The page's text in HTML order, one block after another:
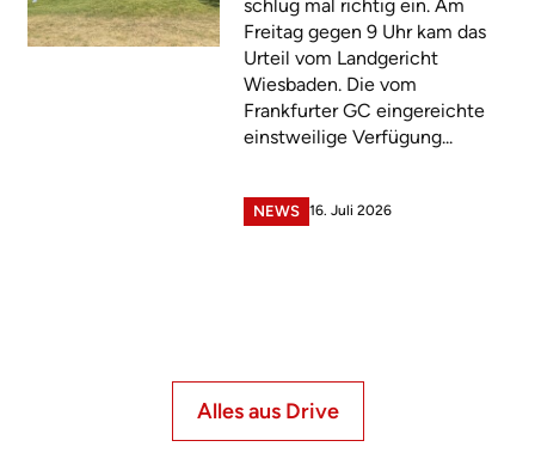
schlug mal richtig ein. Am
Freitag gegen 9 Uhr kam das
Urteil vom Landgericht
Wiesbaden. Die vom
Frankfurter GC eingereichte
einstweilige Verfügung...
NEWS 16. Juli 2026
Alles aus Drive